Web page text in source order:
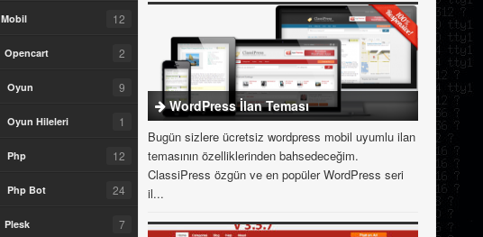
Mobil 12
Opencart 2
Oyun 9
Oyun Hileleri 1
Php 12
Php Bot 24
Plesk 7
WordPress İlan Teması
Bugün sizlere ücretsiz wordpress mobil uyumlu ilan
temasının özelliklerinden bahsedeceğim.
ClassiPress özgün ve en popüler WordPress seri
il...